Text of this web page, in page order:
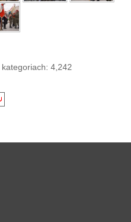
4,242